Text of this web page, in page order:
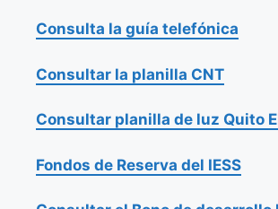
Consulta la guía telefónica
Consultar la planilla CNT
Consultar planilla de luz Quito
Fondos de Reserva del IESS